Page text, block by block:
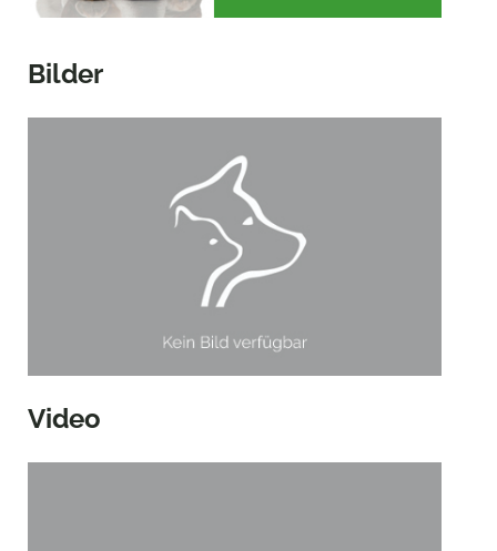
Bilder
Video